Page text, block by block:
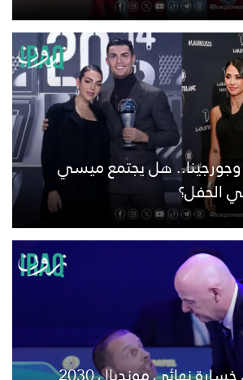
وجورجينا.. هل يجتمع ميسي
الحفل؟